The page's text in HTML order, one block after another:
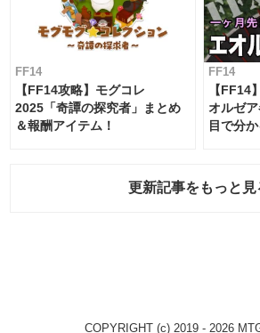
FF14
【FF14攻略】モグコレ
2025「奇譚の探究者」まとめ
＆報酬アイテム！
FF14
【FF14
オルゼ
目で分
更新記事をもっと見
COPYRIGHT (c) 2019 - 2026